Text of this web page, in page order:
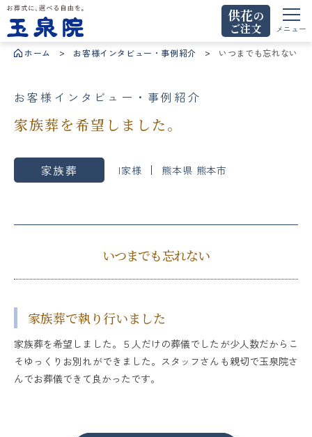
お葬式に、選べる自由を。玉泉院
供花の
ご注文
メニュー
ホーム お客様インタビュー・事例紹介 いつまでも忘れない
お客様インタビュー・事例紹介
家族葬を希望しました。
家族葬 I家様 熊本県 熊本市
いつまでも忘れない
家族葬で執り行いました
家族葬を希望しました。５人だけの葬儀でしたが少人数だからこ
そゆっくりお別れができました。スタッフさんも親切で玉泉院さ
んでお葬儀できて良かったです。